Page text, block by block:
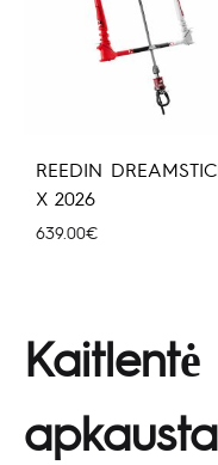
REEDIN
X 2026
639.00€